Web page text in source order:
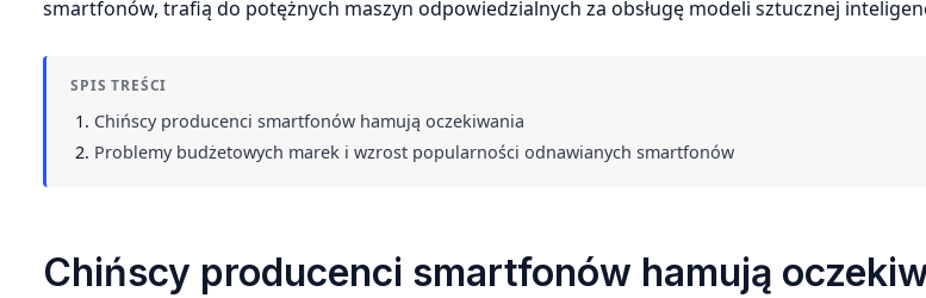
smartfonów, trafią do potężnych maszyn odpowiedzialnych za obsługę modeli sztucznej
SPIS TREŚCI
Chińscy producenci smartfonów hamują oczekiwania
Problemy budżetowych marek i wzrost popularności odnawianych smartfonów
Chińscy producenci smartfonów hamują